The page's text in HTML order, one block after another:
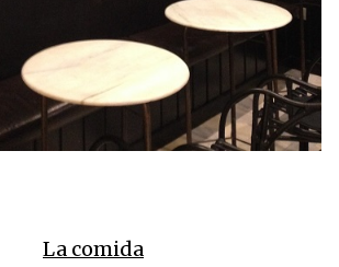
La comida